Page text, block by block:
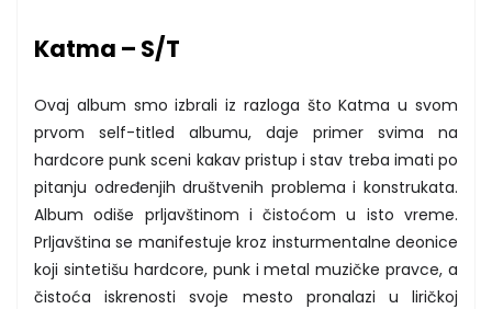
Katma – S/T
Ovaj album smo izbrali iz razloga što Katma u svom
prvom self-titled albumu, daje primer svima na
hardcore punk sceni kakav pristup i stav treba imati po
pitanju određenjih društvenih problema i konstrukata.
Album odiše prljavštinom i čistoćom u isto vreme.
Prljavština se manifestuje kroz insturmentalne deonice
koji sintetišu hardcore, punk i metal muzičke pravce, a
čistoća iskrenosti svoje mesto pronalazi u liričkoj